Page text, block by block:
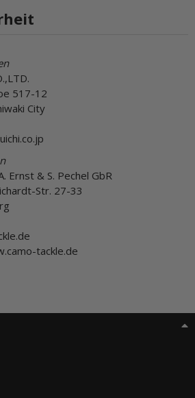
517-12
City
Ernst & S. Pechel GbR
Str. 27-33
tackle.de